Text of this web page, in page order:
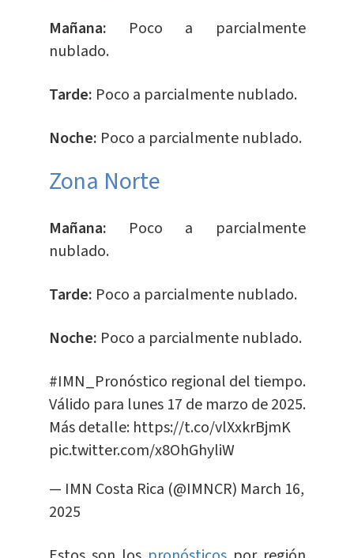
Mañana: Poco a parcialmente
nublado.
Tarde: Poco a parcialmente nublado.
Noche: Poco a parcialmente nublado.
​Zona Norte
Mañana: Poco a parcialmente
nublado.
Tarde: Poco a parcialmente nublado.
Noche: Poco a parcialmente nublado.
#IMN_Pronóstico regional del tiempo.
Válido para lunes 17 de marzo de 2025.
Más detalle: https://t.co/vlXxkrBjmK
pic.twitter.com/x8OhGhyliW
— IMN Costa Rica (@IMNCR) March 16,
2025